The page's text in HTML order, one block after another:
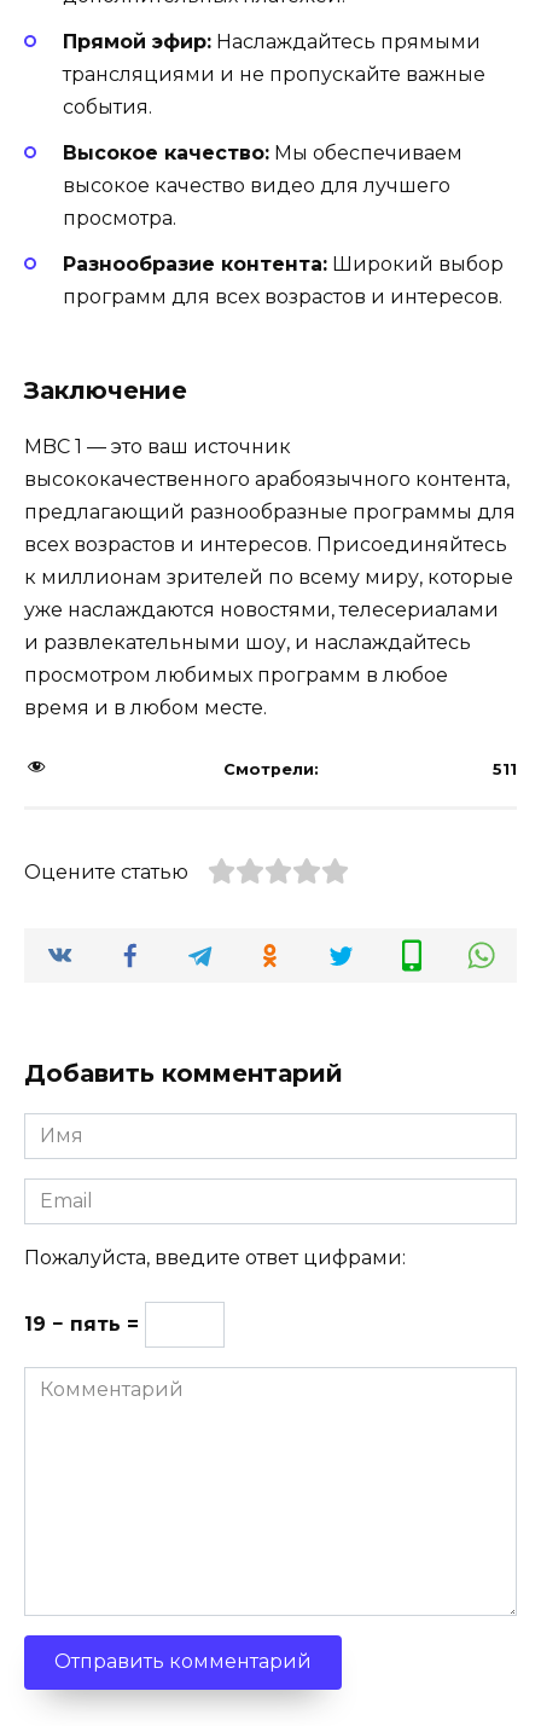
Прямой эфир: Наслаждайтесь прямыми
трансляциями и не пропускайте важные
события.
Высокое качество: Мы обеспечиваем
высокое качество видео для лучшего
просмотра.
Разнообразие контента: Широкий выбор
программ для всех возрастов и интересов.
Заключение
MBC 1 — это ваш источник
высококачественного арабоязычного контента,
предлагающий разнообразные программы для
всех возрастов и интересов. Присоединяйтесь
к миллионам зрителей по всему миру, которые
уже наслаждаются новостями, телесериалами
и развлекательными шоу, и наслаждайтесь
просмотром любимых программ в любое
время и в любом месте.
Смотрели: 511
Оцените статью
Добавить комментарий
Имя
Email
Пожалуйста, введите ответ цифрами:
19 − пять =
Комментарий